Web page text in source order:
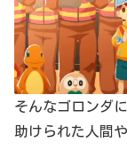
そんなゴロンダに
助けられた人間